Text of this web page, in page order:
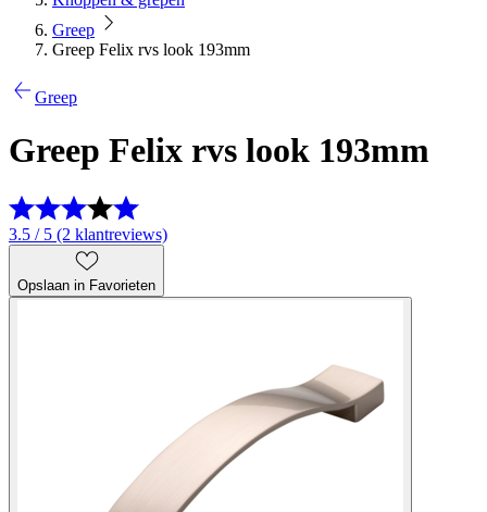
Greep
Greep Felix rvs look 193mm
Greep
Greep Felix rvs look 193mm
3.5 / 5 (2 klantreviews)
Opslaan in Favorieten